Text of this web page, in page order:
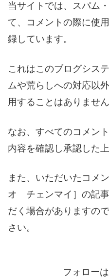
当サイトでは、スパム
て、コメントの際に使
録しています。
これはこのブログシス
ムや荒らしへの対応以
用することはありません
なお、すべてのコメン
内容を確認し承認した
また、いただいたコメ
オ チェンマイ］の記
だく場合がありますの
さい。
フォロー